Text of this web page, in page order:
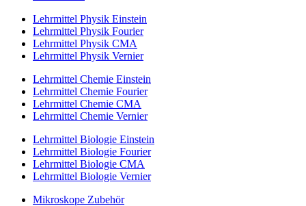
Lehrmittel Physik Einstein
Lehrmittel Physik Fourier
Lehrmittel Physik CMA
Lehrmittel Physik Vernier
Lehrmittel Chemie Einstein
Lehrmittel Chemie Fourier
Lehrmittel Chemie CMA
Lehrmittel Chemie Vernier
Lehrmittel Biologie Einstein
Lehrmittel Biologie Fourier
Lehrmittel Biologie CMA
Lehrmittel Biologie Vernier
Mikroskope Zubehör